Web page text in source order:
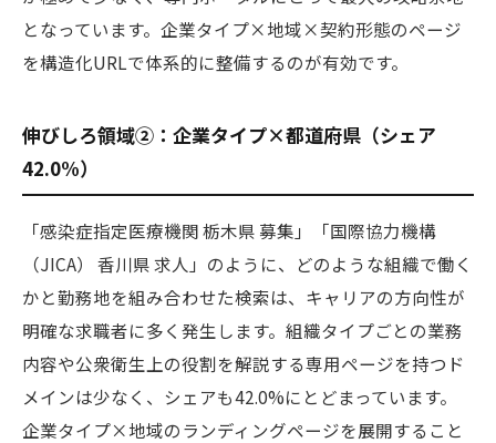
となっています。企業タイプ×地域×契約形態のページ
を構造化URLで体系的に整備するのが有効です。
伸びしろ領域②：企業タイプ×都道府県（シェア
42.0%）
「感染症指定医療機関 栃木県 募集」「国際協力機構
（JICA） 香川県 求人」のように、どのような組織で働く
かと勤務地を組み合わせた検索は、キャリアの方向性が
明確な求職者に多く発生します。組織タイプごとの業務
内容や公衆衛生上の役割を解説する専用ページを持つド
メインは少なく、シェアも42.0%にとどまっています。
企業タイプ×地域のランディングページを展開すること